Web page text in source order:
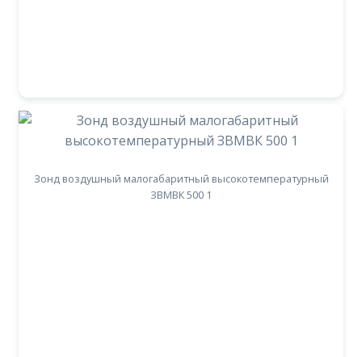
Зонд воздушный малогабаритный высокотемпературный
ЗВМВК 500 1